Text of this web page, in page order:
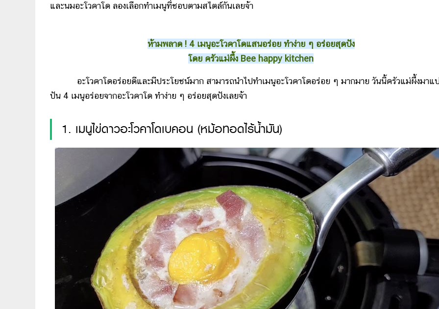
และนมอะโวคาโด ลองเลือกทำเมนูที่ชอบตามสไตล์กันเลยจ้า
ห้ามพลาด !️ 4 เมนูอะโวคาโดแสนอร่อย ทำง่าย ๆ อร่อยสุดปัง
โดย ครัวแม่ผึ้ง Bee happy kitchen
อะโวคาโดอร่อยดีและมีประโยชน์มาก สามารถนำไปทำเมนูอะโวคาโดอร่อย ๆ มากมาย วันนี้ครัวแม่ผึ้งมาแ
ปัน 4 เมนูอร่อยจากอะโวคาโด ทำง่าย ๆ อร่อยสุดปังเลยจ้า
1. เมนูไข่ดาวอะโวคาโดเบคอน (หม้อทอดไร้น้ำมัน)